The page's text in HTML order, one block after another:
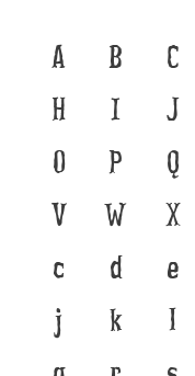
A B C
H
I J
O
P Q
V
W X
c
d e
j
k l